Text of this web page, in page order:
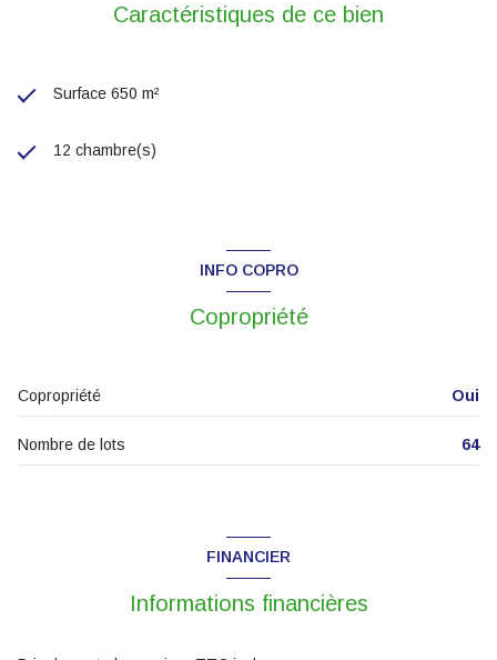
Caractéristiques de ce bien
Surface 650 m²
12 chambre(s)
INFO COPRO
Copropriété
Copropriété Oui
Nombre de lots 64
FINANCIER
Informations financières